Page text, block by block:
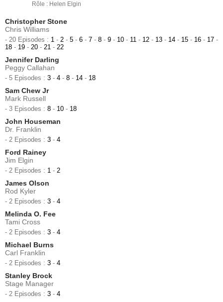
Rôle : Helen Elgin
Christopher Stone
Chris Williams
- 20 Episodes : 1 - 2 - 5 - 6 - 7 - 8 - 9 - 10 - 11 - 12 - 13 - 14 - 15 - 16 - 17 -
18 - 19 - 20 - 21 - 22
Jennifer Darling
Peggy Callahan
- 5 Episodes : 3 - 4 - 8 - 14 - 18
Sam Chew Jr
Mark Russell
- 3 Episodes : 8 - 10 - 18
John Houseman
Dr. Franklin
- 2 Episodes : 3 - 4
Ford Rainey
Jim Elgin
- 2 Episodes : 1 - 2
James Olson
Rod Kyler
- 2 Episodes : 3 - 4
Melinda O. Fee
Tami Cross
- 2 Episodes : 3 - 4
Michael Burns
Carl Franklin
- 2 Episodes : 3 - 4
Stanley Brock
Stage Manager
- 2 Episodes : 3 - 4